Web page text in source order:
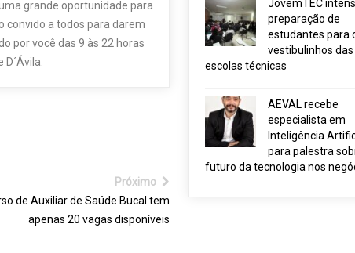
grande oportunidade para
convido a todos para darem
por você das 9 às 22 horas
Próximo
de Auxiliar de Saúde Bucal tem
apenas 20 vagas disponíveis
JovemTEC
preparação de
estudantes para
vestibulinhos das
escolas técnicas
AEVAL recebe
especialista em
Inteligência
para palestra
futuro da tecnologia nos